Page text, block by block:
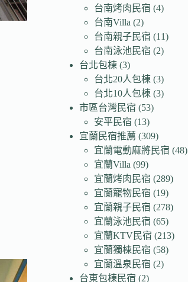
台南烤肉民宿 (4)
台南Villa (2)
台南親子民宿 (11)
台南泳池民宿 (2)
台北包棟 (3)
台北20人包棟 (3)
台北10人包棟 (3)
市區台灣民宿 (53)
安平民宿 (13)
宜蘭民宿推薦 (309)
宜蘭電動麻將民宿 (48)
宜蘭Villa (99)
宜蘭烤肉民宿 (289)
宜蘭寵物民宿 (19)
宜蘭親子民宿 (278)
宜蘭泳池民宿 (65)
宜蘭KTV民宿 (213)
宜蘭獨棟民宿 (58)
宜蘭溫泉民宿 (2)
台東包棟民宿 (2)